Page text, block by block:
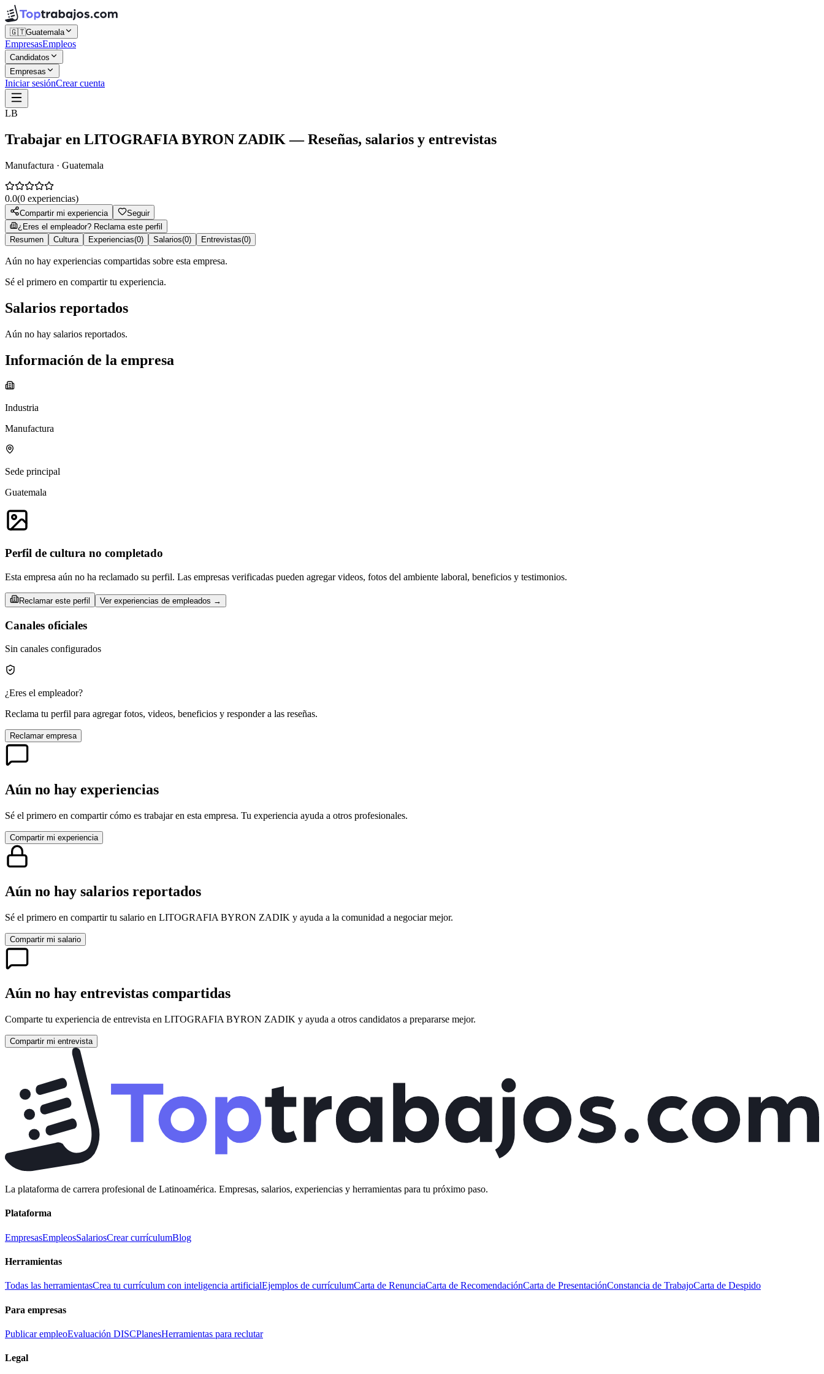
🇬🇹Guatemala
EmpresasEmpleos
Candidatos
Empresas
Iniciar sesiónCrear cuenta
LB
Trabajar en LITOGRAFIA BYRON ZADIK — Reseñas, salarios y entrevistas
Manufactura · Guatemala
0.0(0 experiencias)
Compartir mi experiencia
Seguir
¿Eres el empleador? Reclama este perfil
Resumen
Cultura Experiencias(0) Salarios(0) Entrevistas(0)
Aún no hay experiencias compartidas sobre esta empresa.
Sé el primero en compartir tu experiencia.
Salarios reportados
Aún no hay salarios reportados.
Información de la empresa
Industria
Manufactura
Sede principal
Guatemala
Perfil de cultura no completado
Esta empresa aún no ha reclamado su perfil. Las empresas verificadas pueden agregar videos, fotos del ambiente laboral, beneficios y testimonios.
Reclamar este perfil Ver experiencias de empleados →
Canales oficiales
Sin canales configurados
¿Eres el empleador?
Reclama tu perfil para agregar fotos, videos, beneficios y responder a las reseñas.
Reclamar empresa
Aún no hay experiencias
Sé el primero en compartir cómo es trabajar en esta empresa. Tu experiencia ayuda a otros profesionales.
Compartir mi experiencia
Aún no hay salarios reportados
Sé el primero en compartir tu salario en LITOGRAFIA BYRON ZADIK y ayuda a la comunidad a negociar mejor.
Compartir mi salario
Aún no hay entrevistas compartidas
Comparte tu experiencia de entrevista en LITOGRAFIA BYRON ZADIK y ayuda a otros candidatos a prepararse mejor.
Compartir mi entrevista
La plataforma de carrera profesional de Latinoamérica. Empresas, salarios, experiencias y herramientas para tu próximo paso.
Plataforma
EmpresasEmpleosSalariosCrear currículumBlog
Herramientas
Todas las herramientasCrea tu currículum con inteligencia artificialEjemplos de currículumCarta de RenunciaCarta de RecomendaciónCarta de PresentaciónConstancia de TrabajoCarta de Despido
Para empresas
Publicar empleoEvaluación DISCPlanesHerramientas para reclutar
Legal